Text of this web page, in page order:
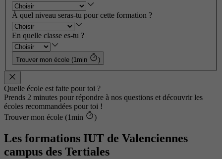
À quel niveau seras-tu pour cette formation ?
En quelle classe es-tu ?
Trouver mon école (1min )
Quelle école est faite pour toi ?
Prends 2 minutes pour répondre à nos questions et découvrir les
écoles recommandées pour toi !
Trouver mon école (1min
)
Les formations IUT de Valenciennes
campus des Tertiales